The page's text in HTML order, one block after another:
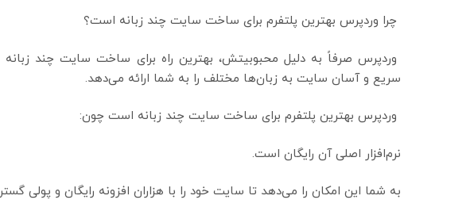
چرا وردپرس بهترین پلتفرم برای ساخت سایت چند زبانه است؟
وردپرس صرفاً به دلیل محبوبیتش، بهترین راه برای ساخت سایت چند زبانه
سریع و آسان سایت به زبان‌ها مختلف را به شما ارائه می‌دهد.
وردپرس بهترین پلتفرم برای ساخت سایت چند زبانه است چون:
نرم‌افزار اصلی آن رایگان است.
به شما این امکان را می‌دهد تا سایت خود را با هزاران افزونه رایگان و پولی